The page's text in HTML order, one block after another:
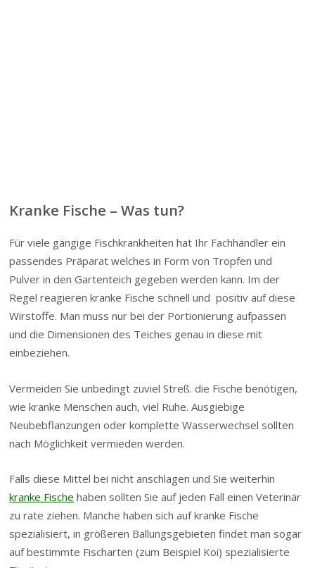
Kranke Fische – Was tun?
Für viele gängige Fischkrankheiten hat Ihr Fachhändler ein
passendes Präparat welches in Form von Tropfen und
Pulver in den Gartenteich gegeben werden kann. Im der
Regel reagieren kranke Fische schnell und positiv auf diese
Wirstoffe. Man muss nur bei der Portionierung aufpassen
und die Dimensionen des Teiches genau in diese mit
einbeziehen.
Vermeiden Sie unbedingt zuviel Streß. die Fische benötigen,
wie kranke Menschen auch, viel Ruhe. Ausgiebige
Neubebflanzungen oder komplette Wasserwechsel sollten
nach Möglichkeit vermieden werden.
Falls diese Mittel bei nicht anschlagen und Sie weiterhin
kranke Fische haben sollten Sie auf jeden Fall einen Veterinär
zu rate ziehen. Manche haben sich auf kranke Fische
spezialisiert, in größeren Ballungsgebieten findet man sogar
auf bestimmte Fischarten (zum Beispiel Koi) spezialisierte